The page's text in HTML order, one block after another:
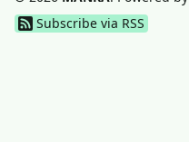
Subscribe via RSS